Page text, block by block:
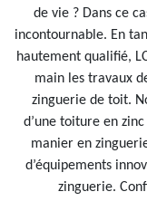
de vie ? Dans ce
incontournable. En
hautement qualifié,
main les travaux
zinguerie de toit.
d’une toiture en
manier en
d’équipements
zinguerie.